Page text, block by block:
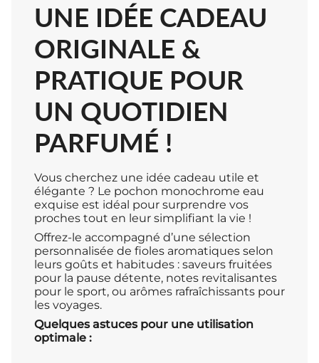
UNE IDÉE CADEAU
ORIGINALE &
PRATIQUE POUR
UN QUOTIDIEN
PARFUMÉ !
Vous cherchez une idée cadeau utile et
élégante ? Le pochon monochrome eau
exquise est idéal pour surprendre vos
proches tout en leur simplifiant la vie !
Offrez-le accompagné d’une sélection
personnalisée de fioles aromatiques selon
leurs goûts et habitudes : saveurs fruitées
pour la pause détente, notes revitalisantes
pour le sport, ou arômes rafraîchissants pour
les voyages.
Quelques astuces pour une utilisation
optimale :